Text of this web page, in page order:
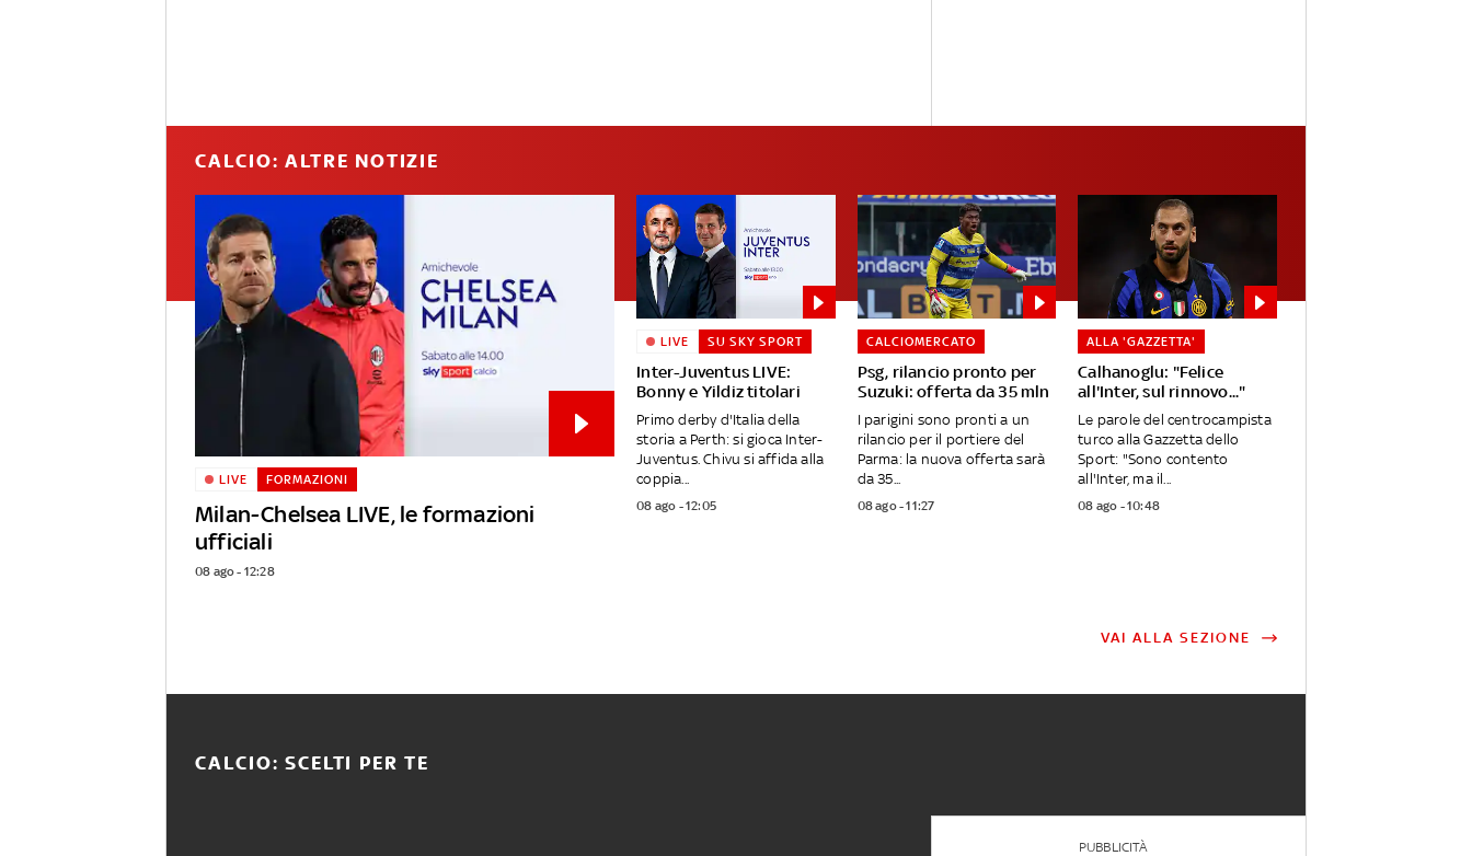
CALCIO: ALTRE NOTIZIE
Milan-Chelsea LIVE, le formazioni
ufficiali
LIVE FORMAZIONI
08 ago - 12:28
Inter-Juventus LIVE:
Bonny e Yildiz titolari
LIVE SU SKY SPORT
Primo derby d'Italia della
storia a Perth: si gioca Inter-
Juventus. Chivu si affida alla
coppia...
08 ago - 12:05
Psg, rilancio pronto per
Suzuki: offerta da 35 mln
CALCIOMERCATO
I parigini sono pronti a un
rilancio per il portiere del
Parma: la nuova offerta sarà
da 35...
08 ago - 11:27
Calhanoglu: "Felice
all'Inter, sul rinnovo..."
ALLA 'GAZZETTA'
Le parole del centrocampista
turco alla Gazzetta dello
Sport: "Sono contento
all'Inter, ma il...
08 ago - 10:48
VAI ALLA SEZIONE
CALCIO: SCELTI PER TE
PUBBLICITÀ